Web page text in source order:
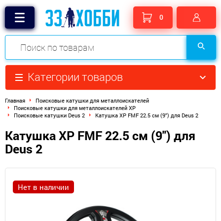
0
Категории товаров
Главная
Поисковые катушки для металлоискателей
Поисковые катушки для металлоискателей XP
Поисковые катушки Deus 2
Катушка XP FMF 22.5 см (9") для Deus 2
Катушка XP FMF 22.5 см (9") для
Deus 2
Нет в наличии